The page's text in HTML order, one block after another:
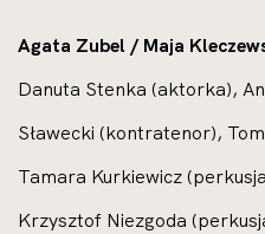
Agata Zubel / Maja
Danuta Stenka (aktorka),
Sławecki (kontratenor),
Tamara Kurkiewicz
Krzysztof Niezgoda